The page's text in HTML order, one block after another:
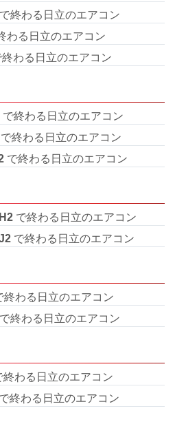
で終わる日立のエアコン
わる日立のエアコン
終わる日立のエアコン
で終わる日立のエアコン
で終わる日立のエアコン
で終わる日立のエアコン
で終わる日立のエアコン
で終わる日立のエアコン
終わる日立のエアコン
で終わる日立のエアコン
終わる日立のエアコン
で終わる日立のエアコン